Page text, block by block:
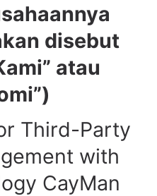
disebut
atau
Third-Party
with
CayMan